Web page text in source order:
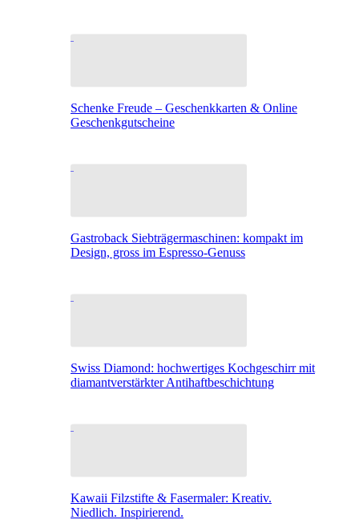
Schenke Freude – Geschenkkarten & Online
Geschenkgutscheine
Gastroback Siebträgermaschinen: kompakt im
Design, gross im Espresso-Genuss
Swiss Diamond: hochwertiges Kochgeschirr mit
diamantverstärkter Antihaftbeschichtung
Kawaii Filzstifte & Fasermaler: Kreativ.
Niedlich. Inspirierend.